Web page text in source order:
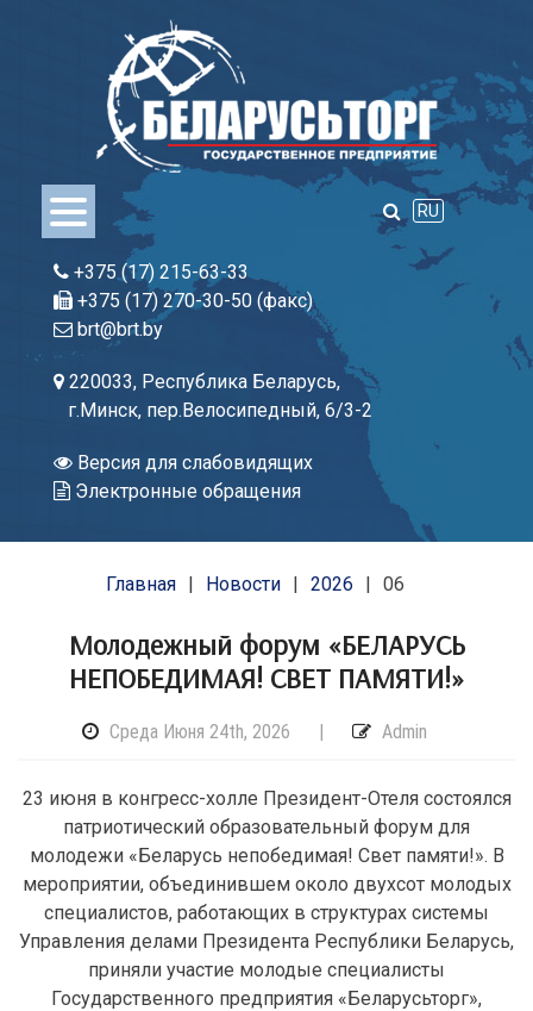
RU
+375 (17) 215-63-33
+375 (17) 270-30-50 (факс)
brt@brt.by
220033, Республика Беларусь,
г.Минск, пер.Велосипедный, 6/3-2
Версия для слабовидящих
Электронные обращения
Главная Новости 2026 06
Молодежный форум «БЕЛАРУСЬ
НЕПОБЕДИМАЯ! СВЕТ ПАМЯТИ!»
Среда Июня 24th, 2026 | Admin
23 июня в конгресс-холле Президент-Отеля состоялся
патриотический образовательный форум для
молодежи «Беларусь непобедимая! Свет памяти!». В
мероприятии, объединившем около двухсот молодых
специалистов, работающих в структурах системы
Управления делами Президента Республики Беларусь,
приняли участие молодые специалисты
Государственного предприятия «Беларусьторг»,